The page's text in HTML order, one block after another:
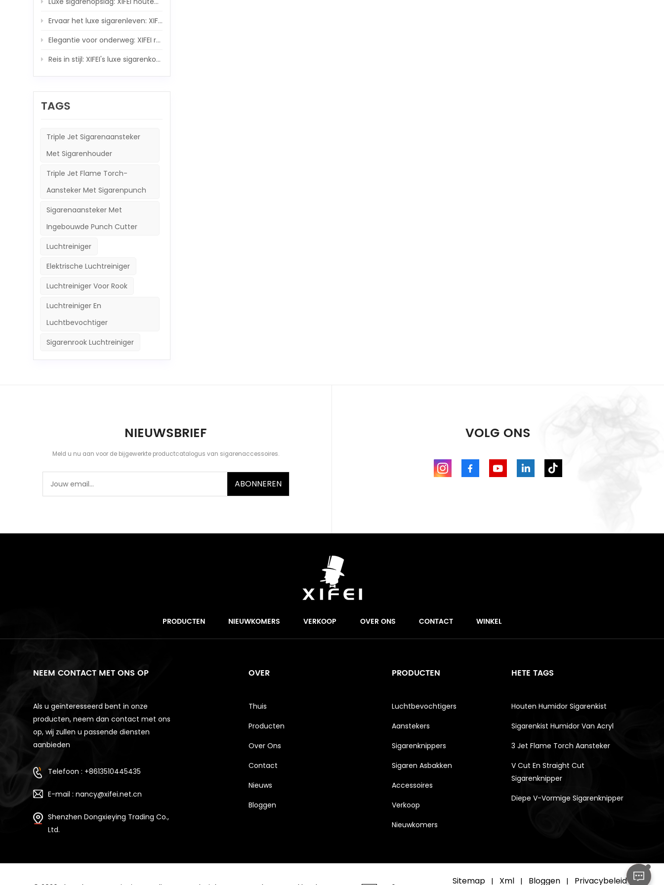
Ervaar het luxe sigarenleven: XIFEI houten humidor met geïntegreerde 5-IN-1 sigarenaansteker
Elegantie voor onderweg: XIFEI reishumidor en 5-in-1 sigarenaansteker-ensemble
Reis in stijl: XIFEI's luxe sigarenkoker en krachtige zaklampgezel
TAGS
Triple Jet Sigarenaansteker
Met Sigarenhouder
Triple Jet Flame Torch-
Aansteker Met Sigarenpunch
Sigarenaansteker Met
Ingebouwde Punch Cutter
Luchtreiniger
Elektrische Luchtreiniger
Luchtreiniger Voor Rook
Luchtreiniger En
Luchtbevochtiger
Sigarenrook Luchtreiniger
NIEUWSBRIEF
Meld u nu aan voor de bijgewerkte productcatalogus van sigarenaccessoires.
ABONNEREN
VOLG ONS
PRODUCTEN NIEUWKOMERS VERKOOP OVER ONS CONTACT WINKEL
NEEM CONTACT MET ONS OP
Als u geïnteresseerd bent in onze
producten, neem dan contact met ons
op, wij zullen u passende diensten
aanbieden
Telefoon : +8613510445435
E-mail : nancy@xifei.net.cn
Shenzhen Dongxieying Trading Co.,
Ltd.
OVER
Thuis
Producten
Over Ons
Contact
Nieuws
Bloggen
PRODUCTEN
Luchtbevochtigers
Aanstekers
Sigarenknippers
Sigaren Asbakken
Accessoires
Verkoop
Nieuwkomers
HETE TAGS
Houten Humidor Sigarenkist
Sigarenkist Humidor Van Acryl
3 Jet Flame Torch Aansteker
V Cut En Straight Cut
Sigarenknipper
Diepe V-Vormige Sigarenknipper
Sitemap | Xml | Bloggen | Privacybeleid